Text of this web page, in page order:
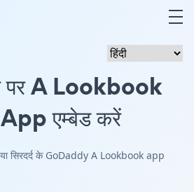
पर A Lookbook
App एम्बेड करें
या सिरदर्द के GoDaddy A Lookbook app